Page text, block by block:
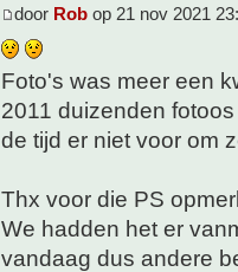
door Rob op 21 nov 2021
Foto's was meer een
2011 duizenden
de tijd er niet voor om
Thx voor die PS
We hadden het er
vandaag dus andere